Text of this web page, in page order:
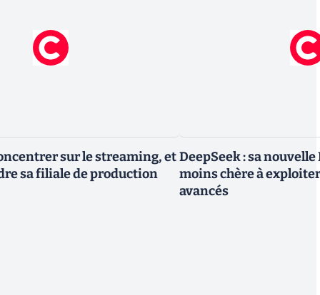
sur le streaming, et
sa filiale de production
DeepSeek : sa
moins chère à
avancés